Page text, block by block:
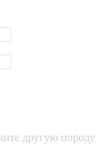
другую породу